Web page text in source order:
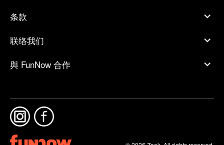
条款
联络我们
與 FunNow 合作